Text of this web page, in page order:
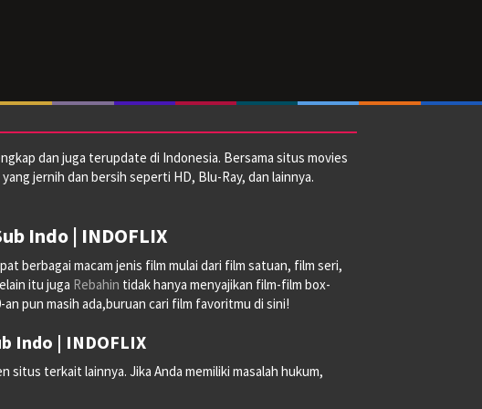
dan juga terupdate di Indonesia. Bersama situs movies
jernih dan bersih seperti HD, Blu-Ray, dan lainnya.
Indo | INDOFLIX
berbagai macam jenis film mulai dari film satuan, film seri,
itu juga Rebahin tidak hanya menyajikan film-film box-
pun masih ada,buruan cari film favoritmu di sini!
Indo | INDOFLIX
terkait lainnya. Jika Anda memiliki masalah hukum,